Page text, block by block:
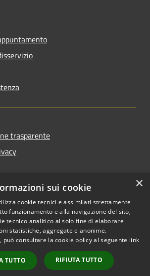
trasparente
accessibilità
Copyright © 2026 • Città di
Seveso • Powered by
Municipium•
Accesso
redazione
×
sui cookie
cookie tecnici e assimilati strettamente
funzionamento e alla navigazione del sito,
tecnico analitico al solo fine di elaborare
statistiche, aggregate e anonime.
può consultare la cookie policy al seguente link
TUTTO RIFIUTA TUTTO